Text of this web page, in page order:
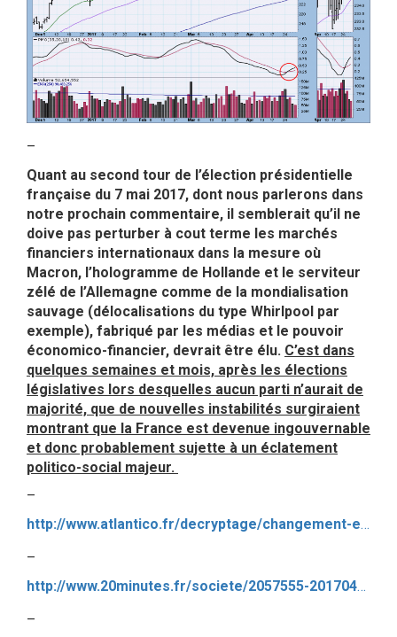
–
Quant au second tour de l’élection présidentielle
française du 7 mai 2017, dont nous parlerons dans
notre prochain commentaire, il semblerait qu’il ne
doive pas perturber à cout terme les marchés
financiers internationaux dans la mesure où
Macron, l’hologramme de Hollande et le serviteur
zélé de l’Allemagne comme de la mondialisation
sauvage (délocalisations du type Whirlpool par
exemple), fabriqué par les médias et le pouvoir
économico-financier, devrait être élu. C’est dans
quelques semaines et mois, après les élections
législatives lors desquelles aucun parti n’aurait de
majorité, que de nouvelles instabilités surgiraient
montrant que la France est devenue ingouvernable
et donc probablement sujette à un éclatement
politico-social majeur.
–
http://www.atlantico.fr/decryptage/changement-et-resolution-problemes-france-c-est-toujours-pas-pour-maintenant-h16-3031768.html?yahoo=1
–
http://www.20minutes.fr/societe/2057555-20170426-chomage-plus-forte-hausse-quatre-ans-43700-demandeurs-emploi-mars?xtor=RSS-176
–